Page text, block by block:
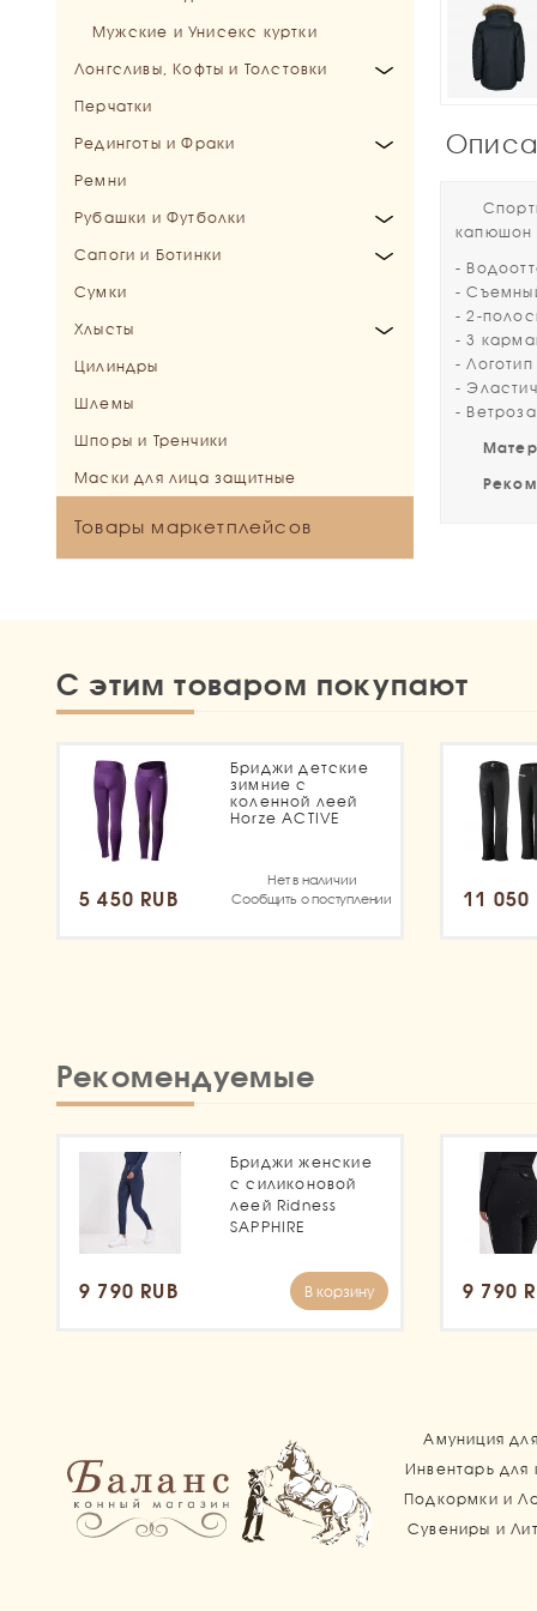
Мужские и Унисекс куртки
Лонгсливы, Кофты и Толстовки
Детские кофты
Женские кофты
Мужские и Унисекс кофты
Перчатки
Рединготы и Фраки
Рединготы
Фраки
Ремни
Рубашки и Футболки
Детские рубашки
Женские рубашки
Мужские и Унисекс рубашки
Сапоги и Ботинки
Сапоги
Ботинки
Сумки
Хлысты
Выездковые хлысты
Конкурные хлысты
Цилиндры
Шлемы
Шпоры и Тренчики
Маски для лица защитные
Товары маркетплейсов
капюшон
-
-
- 2-
- 3
-
-
-
С этим товаром покупают
Бриджи детские
зимние с
коленной леей
Horze ACTIVE
5 450 RUB
Нет в наличии
Сообщить о поступлении
11 050
Рекомендуемые
Бриджи женские
с силиконовой
леей Ridness
SAPPHIRE
9 790 RUB В корзину 9 790
Амуниция
Инвентарь
Подкормки и
Сувениры и